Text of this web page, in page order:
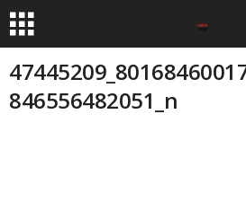
846556482051_n